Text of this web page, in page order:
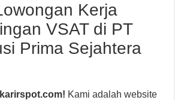
Kerja
VSAT di PT
Prima Sejahtera
karirspot.com! Kami adalah website